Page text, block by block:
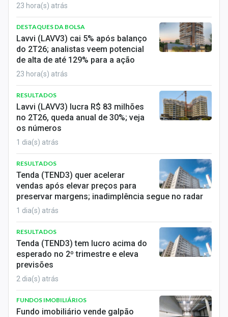
Tecnologia
Conteúdo de Marca
Contato
23 hora(s) atrás
DESTAQUES DA BOLSA
Lavvi (LAVV3) cai 5% após balanço
do 2T26; analistas veem potencial
de alta de até 129% para a ação
23 hora(s) atrás
RESULTADOS
Lavvi (LAVV3) lucra R$ 83 milhões
no 2T26, queda anual de 30%; veja
os números
1 dia(s) atrás
RESULTADOS
Tenda (TEND3) quer acelerar
vendas após elevar preços para
preservar margens; inadimplência segue no radar
1 dia(s) atrás
RESULTADOS
Tenda (TEND3) tem lucro acima do
esperado no 2º trimestre e eleva
previsões
2 dia(s) atrás
FUNDOS IMOBILIÁRIOS
Fundo imobiliário vende galpão